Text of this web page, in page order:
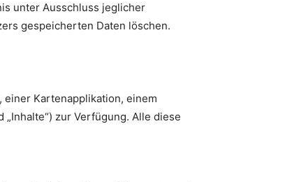
unter Ausschluss jeglicher
gespeicherten Daten löschen.
Kartenapplikation, einem
zur Verfügung. Alle diese